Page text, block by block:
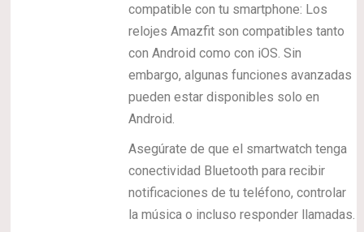
compatible con tu smartphone: Los
relojes Amazfit son compatibles tanto
con Android como con iOS. Sin
embargo, algunas funciones avanzadas
pueden estar disponibles solo en
Android.
Asegúrate de que el smartwatch tenga
conectividad Bluetooth para recibir
notificaciones de tu teléfono, controlar
la música o incluso responder llamadas.